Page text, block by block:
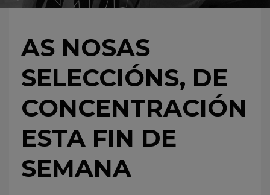
AS NOSAS
SELECCIÓNS, DE
CONCENTRACIÓN
ESTA FIN DE
SEMANA